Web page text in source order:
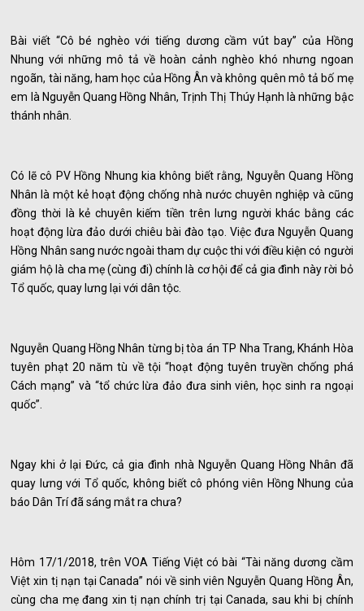
Bài viết “Cô bé nghèo với tiếng dương cầm vút bay” của Hồng
Nhung với những mô tả về hoàn cảnh nghèo khó nhưng ngoan
ngoãn, tài năng, ham học của Hồng Ân và không quên mô tả bố mẹ
em là Nguyễn Quang Hồng Nhân, Trịnh Thị Thúy Hạnh là những bậc
thánh nhân.
Có lẽ cô PV Hồng Nhung kia không biết rằng, Nguyễn Quang Hồng
Nhân là một kẻ hoạt động chống nhà nước chuyên nghiệp và cũng
đồng thời là kẻ chuyên kiếm tiền trên lưng người khác bằng các
hoạt động lừa đảo dưới chiêu bài đào tạo. Việc đưa Nguyễn Quang
Hồng Nhân sang nước ngoài tham dự cuộc thi với điều kiện có người
giám hộ là cha mẹ (cùng đi) chính là cơ hội để cả gia đình này rời bỏ
Tổ quốc, quay lưng lại với dân tộc.
Nguyễn Quang Hồng Nhân từng bị tòa án TP Nha Trang, Khánh Hòa
tuyên phạt 20 năm tù về tội “hoạt động tuyên truyền chống phá
Cách mạng” và “tổ chức lừa đảo đưa sinh viên, học sinh ra ngoại
quốc”.
Ngay khi ở lại Đức, cả gia đình nhà Nguyễn Quang Hồng Nhân đã
quay lưng với Tổ quốc, không biết cô phóng viên Hồng Nhung của
báo Dân Trí đã sáng mắt ra chưa?
Hôm 17/1/2018, trên VOA Tiếng Việt có bài “Tài năng dương cầm
Việt xin tị nạn tại Canada” nói về sinh viên Nguyễn Quang Hồng Ân,
cùng cha mẹ đang xin tị nạn chính trị tại Canada, sau khi bị chính